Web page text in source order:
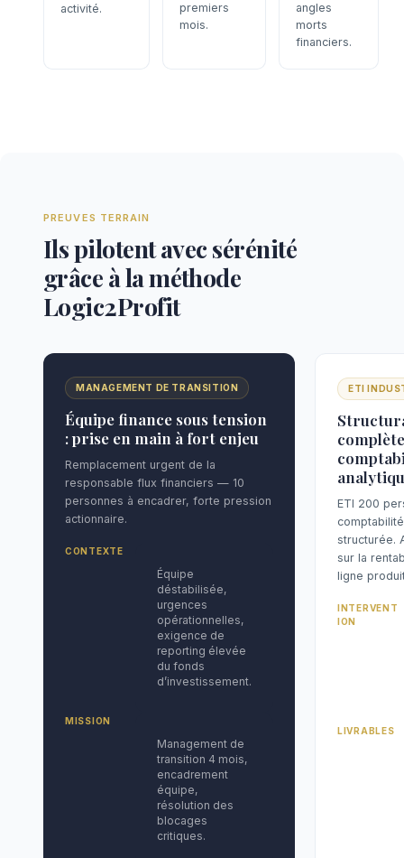
activité.
premiers
mois.
angles
morts
financiers.
PREUVES TERRAIN
Ils pilotent avec sérénité
grâce à la méthode
Logic2Profit
MANAGEMENT DE TRANSITION
Équipe finance sous tension
: prise en main à fort enjeu
Remplacement urgent de la
responsable flux financiers — 10
personnes à encadrer, forte pression
actionnaire.
CONTEXTE
Équipe
déstabilisée,
urgences
opérationnelles,
exigence de
reporting élevée
du fonds
d’investissement.
MISSION
Management de
transition 4 mois,
encadrement
équipe,
résolution des
blocages
critiques.
ETI
ETI 200
structurée.
sur la
ligne
INTERVENT
ION
LIVRABLES